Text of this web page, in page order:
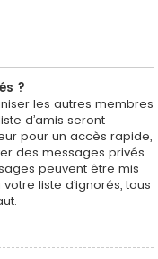
?
les autres membres
d’amis seront
pour un accès rapide,
des messages privés.
peuvent être mis
liste d’ignorés, tous